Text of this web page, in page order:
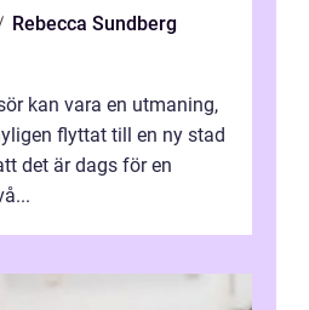
Rebecca Sundberg
kan vara en utmaning,
flyttat till en ny stad
det är dags för en